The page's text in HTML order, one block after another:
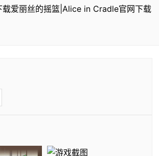
载爱丽丝的摇篮|Alice in Cradle官网下载